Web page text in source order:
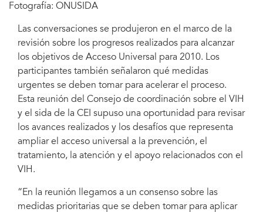
Fotografía: ONUSIDA
Las conversaciones se produjeron en el marco de la
revisión sobre los progresos realizados para alcanzar
los objetivos de Acceso Universal para 2010. Los
participantes también señalaron qué medidas
urgentes se deben tomar para acelerar el proceso.
Esta reunión del Consejo de coordinación sobre el VIH
y el sida de la CEI supuso una oportunidad para revisar
los avances realizados y los desafíos que representa
ampliar el acceso universal a la prevención, el
tratamiento, la atención y el apoyo relacionados con el
VIH.
“En la reunión llegamos a un consenso sobre las
medidas prioritarias que se deben tomar para aplicar